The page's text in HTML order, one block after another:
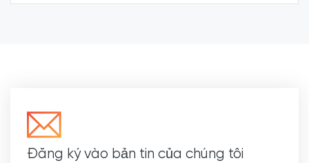
Đăng ký vào bản tin của chúng tôi